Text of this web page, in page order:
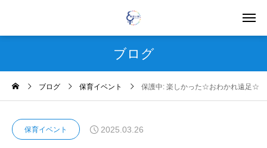
ブログ
ブログ 保育イベント 保護中: 楽しかった☆おわかれ遠足☆
保育イベント 2025.03.26